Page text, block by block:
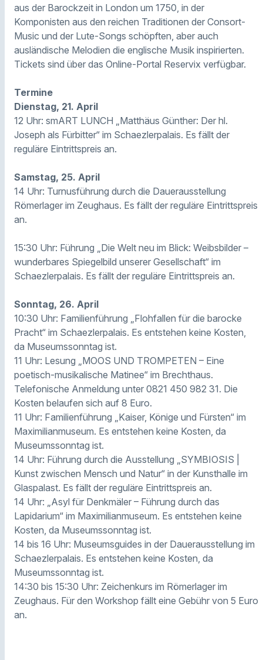
aus der Barockzeit in London um 1750, in der
Komponisten aus den reichen Traditionen der Consort-
Music und der Lute-Songs schöpften, aber auch
ausländische Melodien die englische Musik inspirierten.
Tickets sind über das Online-Portal Reservix verfügbar.
Termine
Dienstag, 21. April
12 Uhr: smART LUNCH „Matthäus Günther: Der hl.
Joseph als Fürbitter“ im Schaezlerpalais. Es fällt der
reguläre Eintrittspreis an.
Samstag, 25. April
14 Uhr: Turnusführung durch die Dauerausstellung
Römerlager im Zeughaus. Es fällt der reguläre Eintrittspreis
an.
15:30 Uhr: Führung „Die Welt neu im Blick: Weibsbilder –
wunderbares Spiegelbild unserer Gesellschaft“ im
Schaezlerpalais. Es fällt der reguläre Eintrittspreis an.
Sonntag, 26. April
10:30 Uhr: Familienführung „Flohfallen für die barocke
Pracht“ im Schaezlerpalais. Es entstehen keine Kosten,
da Museumssonntag ist.
11 Uhr: Lesung „MOOS UND TROMPETEN – Eine
poetisch-musikalische Matinee“ im Brechthaus.
Telefonische Anmeldung unter 0821 450 982 31. Die
Kosten belaufen sich auf 8 Euro.
11 Uhr: Familienführung „Kaiser, Könige und Fürsten“ im
Maximilianmuseum. Es entstehen keine Kosten, da
Museumssonntag ist.
14 Uhr: Führung durch die Ausstellung „SYMBIOSIS |
Kunst zwischen Mensch und Natur“ in der Kunsthalle im
Glaspalast. Es fällt der reguläre Eintrittspreis an.
14 Uhr: „Asyl für Denkmäler – Führung durch das
Lapidarium“ im Maximilianmuseum. Es entstehen keine
Kosten, da Museumssonntag ist.
14 bis 16 Uhr: Museumsguides in der Dauerausstellung im
Schaezlerpalais. Es entstehen keine Kosten, da
Museumssonntag ist.
14:30 bis 15:30 Uhr: Zeichenkurs im Römerlager im
Zeughaus. Für den Workshop fällt eine Gebühr von 5 Euro
an.